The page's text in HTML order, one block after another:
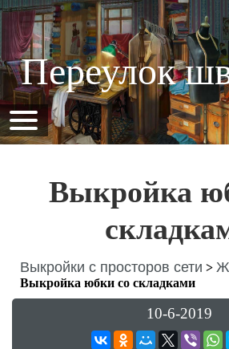
Переулок
Выкройка
Выкройки с просторов сети >
Выкройка юбки со складками
10-6-2019